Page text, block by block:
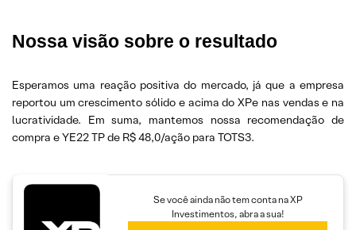
Nossa visão sobre o resultado
Esperamos uma reação positiva do mercado, já que a empresa
reportou um crescimento sólido e acima do XPe nas vendas e na
lucratividade. Em suma, mantemos nossa recomendação de
compra e YE22 TP de R$ 48,0/ação para TOTS3.
Se você ainda não tem conta na XP
Investimentos, abra a sua!